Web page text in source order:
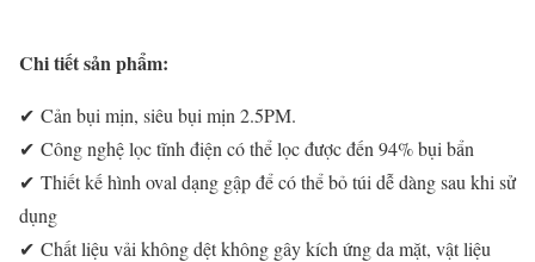
Chi tiết sản phẩm:
✔ Cản bụi mịn, siêu bụi mịn 2.5PM.
✔ Công nghệ lọc tĩnh điện có thể lọc được đến 94% bụi bẩn
✔ Thiết kế hình oval dạng gập để có thể bỏ túi dễ dàng sau khi sử
dụng
✔ Chất liệu vải không dệt không gây kích ứng da mặt, vật liệu